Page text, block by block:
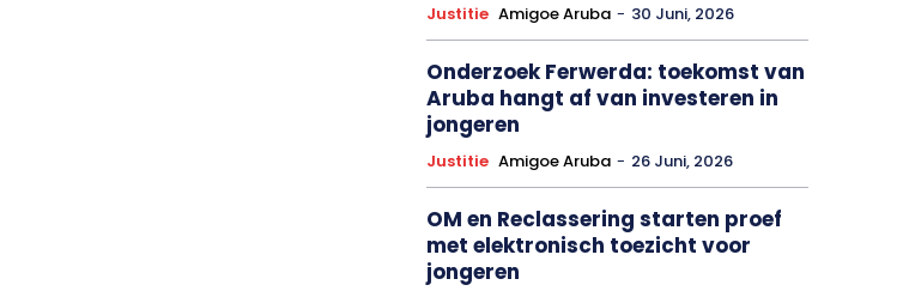
Justitie Amigoe Aruba - 30 Juni, 2026
Onderzoek Ferwerda: toekomst van
Aruba hangt af van investeren in
jongeren
Justitie Amigoe Aruba - 26 Juni, 2026
OM en Reclassering starten proef
met elektronisch toezicht voor
jongeren